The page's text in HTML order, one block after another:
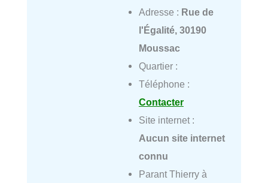
Adresse : Rue de
l'Égalité, 30190
Moussac
Quartier :
Téléphone :
Contacter
Site internet :
Aucun site internet
connu
Parant Thierry à